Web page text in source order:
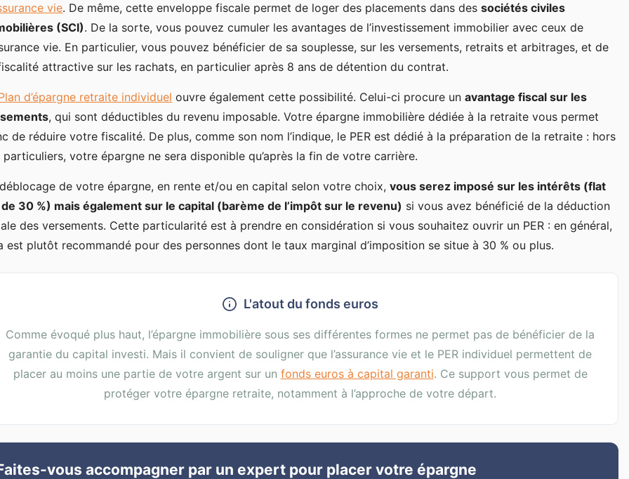
vie. De même, cette enveloppe fiscale permet de loger des placements dans dessociétés civiles
(SCI). De la sorte, vous pouvez cumuler les avantages de l’investissement immobilier avec ceux de
vie. En particulier, vous pouvez bénéficier de sa souplesse, sur les versements, retraits et arbitrages, et de
attractive sur les rachats, en particulier après 8 ans de détention du contrat.
d’épargne retraite individuel ouvre également cette possibilité. Celui-ci procure unavantage fiscal sur les
, qui sont déductibles du revenu imposable. Votre épargne immobilière dédiée à la retraite vous permet
de réduire votre fiscalité. De plus, comme son nom l’indique, le PER est dédié à la préparation de la retraite : hors
particuliers, votre épargne ne sera disponible qu’après la fin de votre carrière.
de votre épargne, en rente et/ou en capital selon votre choix,vous serez imposé sur les intérêts (flat
30 %) mais également sur le capital (barème de l’impôt sur le revenu) si vous avez bénéficié de la déduction
des versements. Cette particularité est à prendre en considération si vous souhaitez ouvrir un PER : en général,
est plutôt recommandé pour des personnes dont le taux marginal d’imposition se situe à 30 % ou plus.
L'atout du fonds euros
Comme évoqué plus haut, l’épargne immobilière sous ses différentes formes ne permet pas de bénéficier de la
garantie du capital investi. Mais il convient de souligner que l’assurance vie et le PER individuel permettent de
placer au moins une partie de votre argent sur un fonds euros à capital garanti. Ce support vous permet de
protéger votre épargne retraite, notamment à l’approche de votre départ.
vous accompagner par un expert pour placer votre épargne